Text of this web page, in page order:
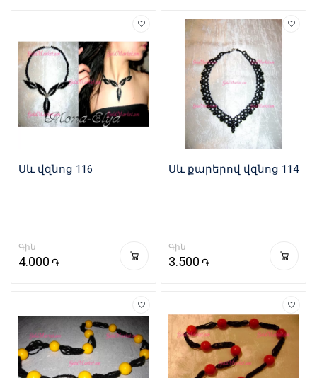
Սև վզնոց 116
Գին
4.000 ֏
Սև քարերով վզնոց 114
Գին
3.500 ֏